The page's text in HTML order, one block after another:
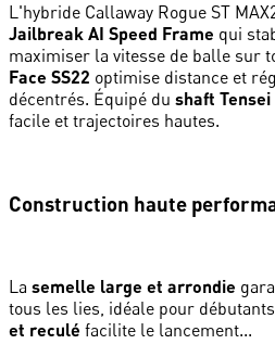
L'hybride Callaway Rogue ST
Jailbreak AI Speed Frame qui
maximiser la vitesse de balle sur
Face SS22 optimise distance et
décentrés. Équipé du shaft Tensei
facile et trajectoires hautes.
Construction haute
La semelle large et arrondie
tous les lies, idéale pour
et reculé facilite le lancement...